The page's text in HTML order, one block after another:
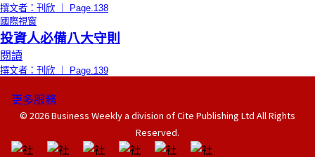
撰文者：刊欣 ｜ Page.138
國際視窗
投資人必備八大守則
閱讀
撰文者：刊欣 ｜ Page.139
更多服務
© 2026 Business Weekly a division of Cite Publishing Ltd All Rights
Reserved.